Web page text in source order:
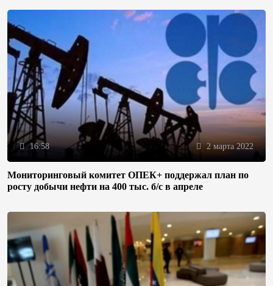
16:58 2 марта 2022
Мониторинговый комитет ОПЕК+ поддержал план по
росту добычи нефти на 400 тыс. б/с в апреле